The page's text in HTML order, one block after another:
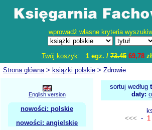
wprowadź własne kryteria
Twój koszyk: 1 egz. /73.45 69,78zł
Strona główna> książki polskie > Zdrowie
English version
nowości: polskie
nowości: angielskie
sortuj według
daty:
<<< - 1